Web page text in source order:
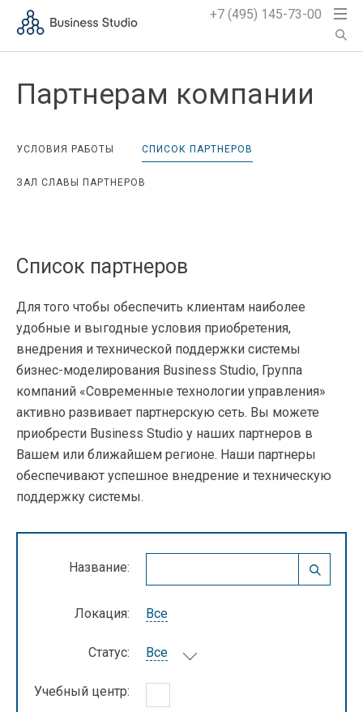
+7 (495) 145-73-00
Партнерам компании
УСЛОВИЯ РАБОТЫ СПИСОК ПАРТНЕРОВ
ЗАЛ СЛАВЫ ПАРТНЕРОВ
Список партнеров
Для того чтобы обеспечить клиентам наиболее
удобные и выгодные условия приобретения,
внедрения и технической поддержки системы
бизнес-моделирования Business Studio, Группа
компаний «Современные технологии управления»
активно развивает партнерскую сеть. Вы можете
приобрести Business Studio у наших партнеров в
Вашем или ближайшем регионе. Наши партнеры
обеспечивают успешное внедрение и техническую
поддержку системы.
Название:
Локация: Все
Статус: Все
Учебный центр: